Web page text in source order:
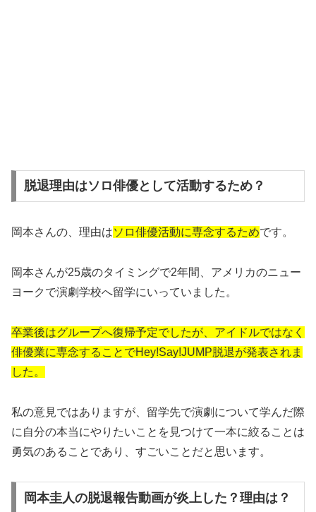
脱退理由はソロ俳優として活動するため？
岡本さんの、理由はソロ俳優活動に専念するためです。
岡本さんが25歳のタイミングで2年間、アメリカのニュー
ヨークで演劇学校へ留学にいっていました。
卒業後はグループへ復帰予定でしたが、アイドルではなく
俳優業に専念することでHey!Say!JUMP脱退が発表されま
した。
私の意見ではありますが、留学先で演劇について学んだ際
に自分の本当にやりたいことを見つけて一本に絞ることは
勇気のあることであり、すごいことだと思います。
岡本圭人の脱退報告動画が炎上した？理由は？